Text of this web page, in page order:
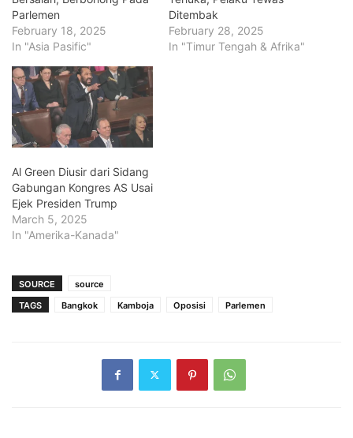
Parlemen
February 18, 2025
In "Asia Pasific"
Ditembak
February 28, 2025
In "Timur Tengah & Afrika"
Al Green Diusir dari Sidang
Gabungan Kongres AS Usai
Ejek Presiden Trump
March 5, 2025
In "Amerika-Kanada"
SOURCE
source
TAGS
Bangkok Kamboja Oposisi Parlemen